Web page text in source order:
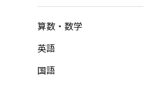
算数・数学
英語
国語